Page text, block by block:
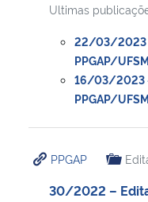
Ultimas
22/03/2023
PPGAP/
16/03/2023
PPGAP/
PPGAP
30/2022 –